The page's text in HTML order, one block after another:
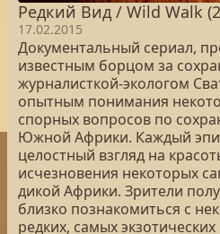
Редкий Вид / Wild Walk
17.02.2015
Документальный сериал,
известным борцом за
журналисткой-экологом
опытным понимания
спорных вопросов по
Южной Африки. Каждый
целостный взгляд на
исчезновения некоторых
дикой Африки. Зрители
близко познакомиться с
редких, самых